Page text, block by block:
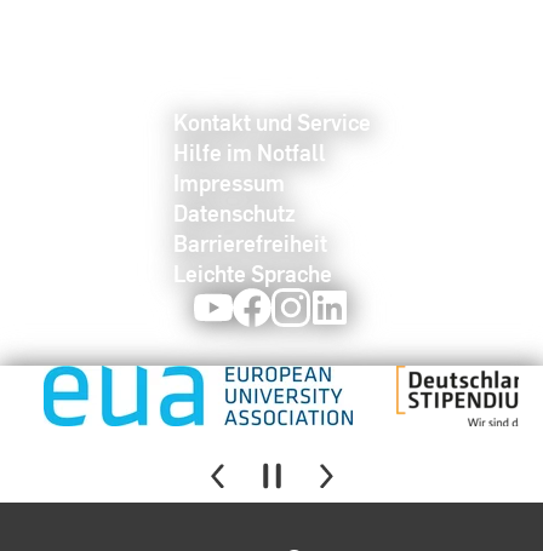
Kontakt und Service
Hilfe im Notfall
Impressum
Datenschutz
Barrierefreiheit
Leichte Sprache
YoutubeFacebookInstagram